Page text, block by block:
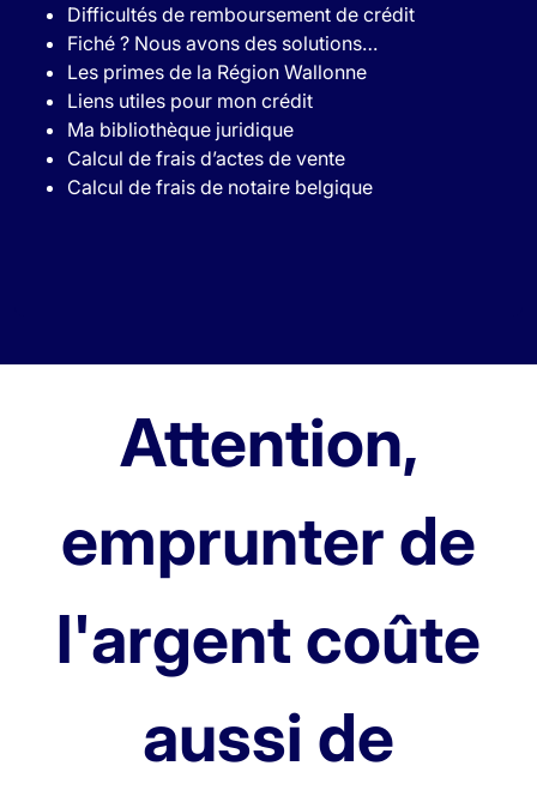
Difficultés de remboursement de crédit
Fiché ? Nous avons des solutions…
Les primes de la Région Wallonne
Liens utiles pour mon crédit
Ma bibliothèque juridique
Calcul de frais d’actes de vente
Calcul de frais de notaire belgique
Attention,
emprunter de
l'argent coûte
aussi de